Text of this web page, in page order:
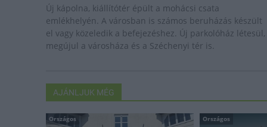
Új kápolna, kiállítótér épült a mohácsi csata
emlékhelyén. A városban is számos beruházás készült
el vagy közeledik a befejezéshez. Új parkolóház létesül,
megújul a városháza és a Széchenyi tér is.
AJÁNLJUK MÉG
Országos Országos